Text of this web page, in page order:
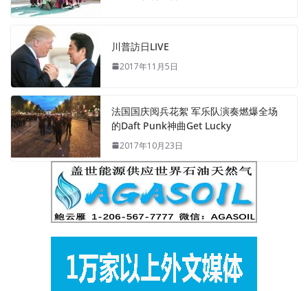
川普訪日LIVE
2017年11月5日
法国国庆阅兵花絮 军乐队演奏燃爆全场
的Daft Punk神曲Get Lucky
2017年10月23日